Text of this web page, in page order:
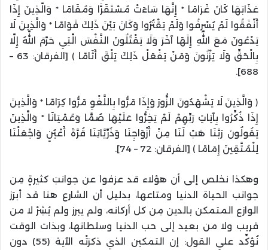
عَذَابَهَا كَانَ غَرَامًا * إِنَّهَا سَاءَتْ مُسْتَقَرًّا وَمُقَامًا * وَالَّذِينَ إِذَا
أَنْفَقُوا لَمْ يُسْرِفُوا وَلَمْ يَقْتُرُوا وَكَانَ بَيْنَ ذَلِكَ قَوَامًا * وَالَّذِينَ لَا
يَدْعُونَ مَعَ اللَّهِ إِلَهًا آخَرَ وَلَا يَقْتُلُونَ النَّفْسَ الَّتِي حَرَّمَ اللَّهُ إِلَّا
بِالْحَقِّ وَلَا يَزْنُونَ وَمَنْ يَفْعَلْ ذَلِكَ يَلْقَ أَثَامًا ﴾ [الفرقان: 63 –
688].
﴿ وَالَّذِينَ لَا يَشْهَدُونَ الزُّورَ وَإِذَا مَرُّوا بِاللَّغْوِ مَرُّوا كِرَامًا * وَالَّذِينَ
إِذَا ذُكِّرُوا بِآيَاتِ رَبِّهِمْ لَمْ يَخِرُّوا عَلَيْهَا صُمًّا وَعُمْيَانًا * وَالَّذِينَ
يَقُولُونَ رَبَّنَا هَبْ لَنَا مِنْ أَزْوَاجِنَا وَذُرِّيَّاتِنَا قُرَّةَ أَعْيُنٍ وَاجْعَلْنَا
لِلْمُتَّقِينَ إِمَامًا ﴾ [الفرقان: 72 – 74].
وهكذا نخلص إلى أن هؤلاء قد عزفوا عن جوانبَ كثيرةٍ مِن
جوانب الحياة الدنيا ومتاعها، بدليل أن الشارع هنا قد أبرَز
الوازع المتمكن بالدين مِن كل أركانه، ولم يبرز ولم يُشِرْ لا من
قريب ولا من بعيد إلى حب الدنيا وسلطانها، وبذات الوقت
نُؤكِّد على القول: إن التمكين الذي ذكرَتْه الآية (55) دون